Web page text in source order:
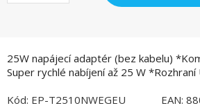
25W napájecí adaptér (bez kabelu)
Super rychlé nabíjení až 25 W *Rozhraní
Kód: EP-T2510NWEGEU EAN: